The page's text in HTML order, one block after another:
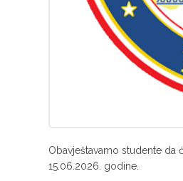
Obavještavamo studente
15.06.2026. godine.